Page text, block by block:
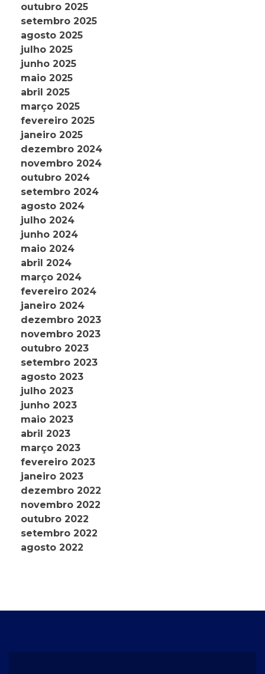
outubro 2025
setembro 2025
agosto 2025
julho 2025
junho 2025
maio 2025
abril 2025
março 2025
fevereiro 2025
janeiro 2025
dezembro 2024
novembro 2024
outubro 2024
setembro 2024
agosto 2024
julho 2024
junho 2024
maio 2024
abril 2024
março 2024
fevereiro 2024
janeiro 2024
dezembro 2023
novembro 2023
outubro 2023
setembro 2023
agosto 2023
julho 2023
junho 2023
maio 2023
abril 2023
março 2023
fevereiro 2023
janeiro 2023
dezembro 2022
novembro 2022
outubro 2022
setembro 2022
agosto 2022